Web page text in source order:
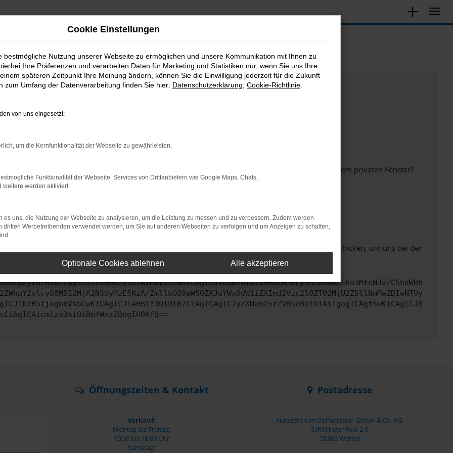
bestimmter Seiten verhindern. Funktioniert die Seite in einem anderen Browser oder in einem privaten Fenster?
beheben.
auf dem neuesten Stand sind.
kann auch dazu führen, dass bestimmte Funktionen nicht mehr unterstützt werden.
uns bitte. Wir werden versuchen, das Problem zu beheben. Du kannst uns diesen Text schicken, um uns bei der
ZmllbGQ9aW50ZXJuYWxOdW1iZXImd2Vic2l0ZT02MjU2ZDllNmMwZDIwNTUy
Öffnungszeiten & Kontakt
Verkauf:
Montag bis Freitag:
10:00 bis 18:00 Uhr
Samstag:
Postadresse
Autozentrum Volmarstein GmbH & Co. KG
Schöllinger Feld 2-6
58300 Wetter
Cookie Einstellungen
bestmögliche Nutzung unserer Webseite zu ermöglichen und unsere Kommunikation mit Ihnen zu
Ihre Präferenzen und verarbeiten Daten für Marketing und Statistiken nur, wenn Sie uns Ihre
späteren Zeitpunkt Ihre Meinung ändern, können Sie die Einwilligung jederzeit für die Zukunft
zum Umfang der Datenverarbeitung finden Sie hier: Datenschutzerklärung Cookie-Richtlinie
von uns eingesetzt:
um die Kernfunktionalität der Webseite zu gewährleisten.
Funktionalität der Webseite. Services von Drittanbietern wie Google Maps, Chats,
weitere werden aktiviert.
es uns, die Nutzung der Webseite zu analysieren, um die Leistung zu messen und zu verbessern. Zudem werden
dritten Werbetreibenden verwendet werden, um Sie auf anderen Webseiten zu verfolgen und um Anzeigen zu schalten,
Optionale Cookies ablehnen Alle akzeptieren